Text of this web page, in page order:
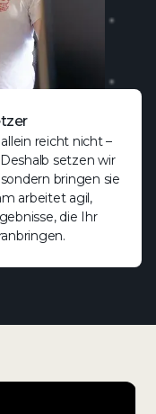
reicht nicht –
setzen wir
bringen sie
arbeitet agil,
die Ihr